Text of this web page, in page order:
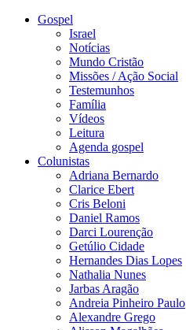
Gospel
Israel
Notícias
Mundo Cristão
Missões / Ação Social
Testemunhos
Família
Vídeos
Leitura
Agenda gospel
Colunistas
Adriana Bernardo
Clarice Ebert
Cris Beloni
Daniel Ramos
Darci Lourenção
Getúlio Cidade
Hernandes Dias Lopes
Nathalia Nunes
Jarbas Aragão
Andreia Pinheiro Paulo
Alexandre Grego